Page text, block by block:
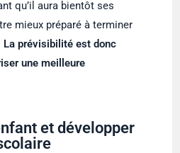
qu’il aura bientôt ses
mieux préparé à terminer
La prévisibilité est donc
une meilleure
et développer